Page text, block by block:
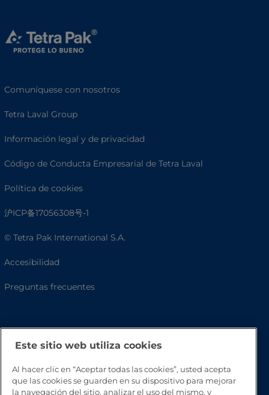
Comuníquese con nosotros
Tetra Laval Group
Información legal y de privacidad
Código de Conducta Empresarial de Tetra Laval
Política de cookies
沪ICP备17056308号-1
© Tetra Pak International S.A.
Accesibilidad
Preguntas frecuentes
Este sitio web utiliza cookies
Al hacer clic en “Aceptar todas las cookies”, usted acepta
que las cookies se guarden en su dispositivo para mejorar
la navegación del sitio, analizar el uso del mismo, y